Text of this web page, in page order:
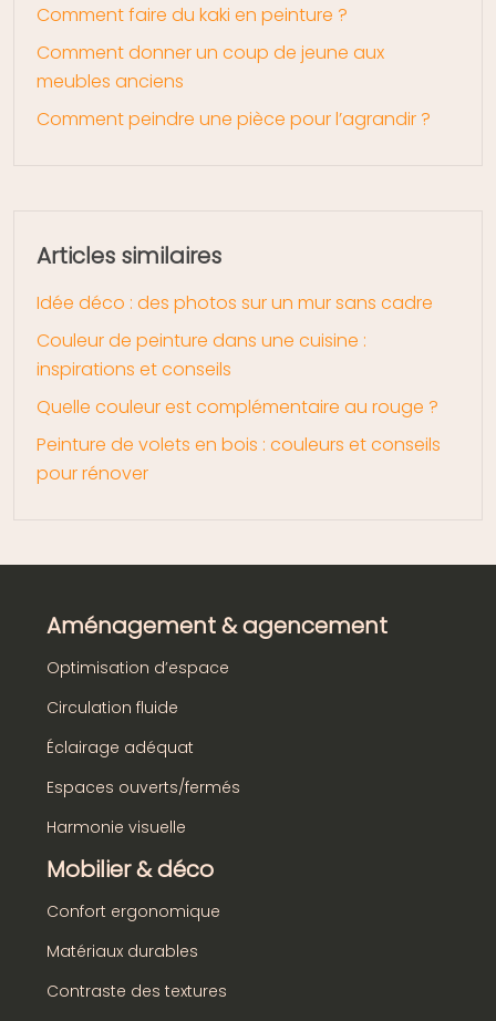
Comment faire du kaki en peinture ?
Comment donner un coup de jeune aux
meubles anciens
Comment peindre une pièce pour l’agrandir ?
Articles similaires
Idée déco : des photos sur un mur sans cadre
Couleur de peinture dans une cuisine :
inspirations et conseils
Quelle couleur est complémentaire au rouge ?
Peinture de volets en bois : couleurs et conseils
pour rénover
Aménagement & agencement
Optimisation d’espace
Circulation fluide
Éclairage adéquat
Espaces ouverts/fermés
Harmonie visuelle
Mobilier & déco
Confort ergonomique
Matériaux durables
Contraste des textures